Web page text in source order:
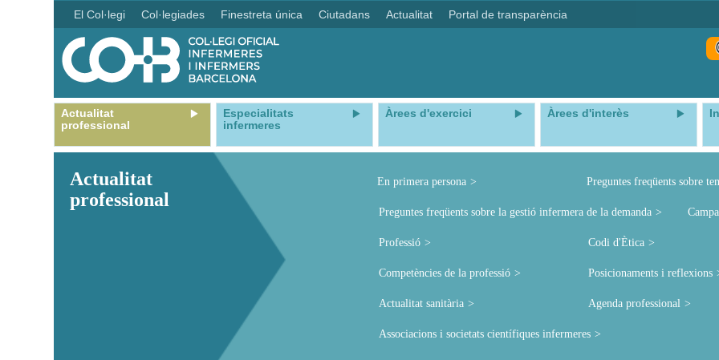
El Col·legi Col·legiades Finestreta única Ciutadans Actualitat Portal de transparència
Actualitat
professional
Especialitats
infermeres
Àrees d'exercici Àrees d'interès
Actualitat
professional
En primera persona Preguntes freqüents sobre
Preguntes freqüents sobre la gestió infermera de la demanda
Professió Codi d'Ètica
Competències de la professió Posicionaments i reflexions
Actualitat sanitària Agenda professional
Associacions i societats científiques infermeres